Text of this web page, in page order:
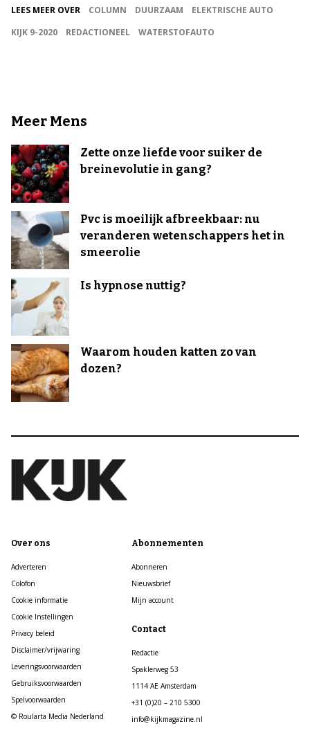
LEES MEER OVER COLUMN DUURZAAM
ELEKTRISCHE AUTO
KIJK 9-2020
REDACTIONEEL WATERSTOFAUTO
Meer Mens
Zette onze liefde voor suiker de
breinevolutie in gang?
Pvc is moeilijk afbreekbaar: nu
veranderen wetenschappers het in
smeerolie
Is hypnose nuttig?
Waarom houden katten zo van
dozen?
Over ons
Adverteren
Colofon
Cookie informatie
Cookie Instellingen
Privacy beleid
Disclaimer/vrijwaring
Leveringsvoorwaarden
Gebruiksvoorwaarden
Spelvoorwaarden
© Roularta Media Nederland
Abonnementen
Abonneren
Nieuwsbrief
Mijn account
Contact
Redactie
Spaklerweg 53
1114 AE Amsterdam
+31 (0)20 – 210 5300
info@kijkmagazine.nl